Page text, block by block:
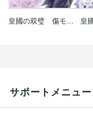
皇國の双璧 傷モノの花嫁 外伝
サポートメニュー